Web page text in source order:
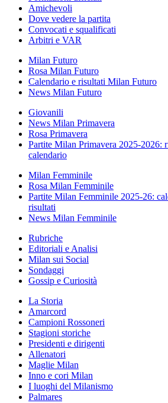
Amichevoli
Dove vedere la partita
Convocati e squalificati
Arbitri e VAR
Milan Futuro
Rosa Milan Futuro
Calendario e risultati Milan Futuro
News Milan Futuro
Giovanili
News Milan Primavera
Rosa Primavera
Partite Milan Primavera 2025-2026:
calendario
Milan Femminile
Rosa Milan Femminile
Partite Milan Femminile 2025-26:
risultati
News Milan Femminile
Rubriche
Editoriali e Analisi
Milan sui Social
Sondaggi
Gossip e Curiosità
La Storia
Amarcord
Campioni Rossoneri
Stagioni storiche
Presidenti e dirigenti
Allenatori
Maglie Milan
Inno e cori Milan
I luoghi del Milanismo
Palmares